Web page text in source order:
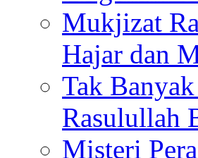
Mukjizat
Hajar dan
Tak
Rasulullah
Misteri